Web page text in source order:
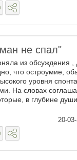
не спал"
из обсуждения
что остроумие,
уровня
На словах
в глубине
20-